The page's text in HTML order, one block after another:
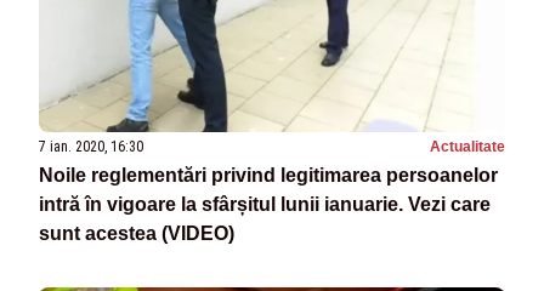
7 ian. 2020, 16:30 Actualitate
Noile reglementări privind legitimarea persoanelor
intră în vigoare la sfârșitul lunii ianuarie. Vezi care
sunt acestea (VIDEO)